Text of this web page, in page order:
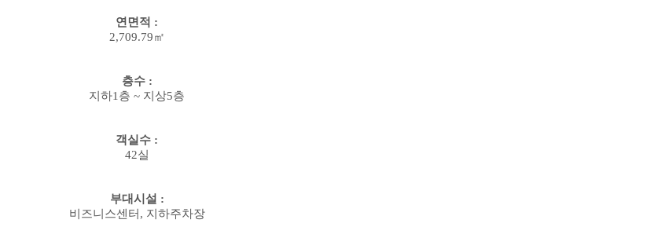
연면적 :
2,709.79㎡
층수:
지하1 층 ~ 지상5층
객실수 :
42실
부대시설 :
비즈니스센터 , 지하주차장